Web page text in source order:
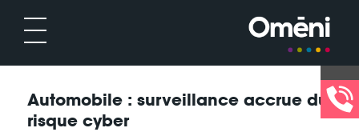
Automobile : surveillance accrue du
risque cyber